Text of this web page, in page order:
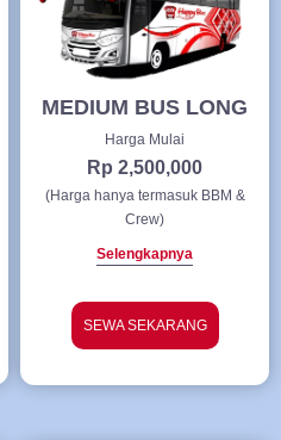
MEDIUM BUS LONG
Harga Mulai
Rp 2,500,000
(Harga hanya termasuk BBM &
Crew)
Selengkapnya
SEWA SEKARANG